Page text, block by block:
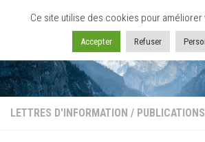
Skip to content
LETTRES D'INFORMATION / PUBLICATIONS
Ce site utilise des cookies pour améliorer
Accepter Refuser